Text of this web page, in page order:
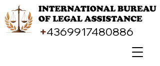
+4369917480886